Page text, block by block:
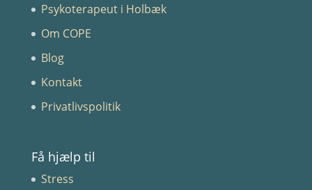
Psykoterapeut i Holbæk
Om COPE
Blog
Kontakt
Privatlivspolitik
Få hjælp til
Stress